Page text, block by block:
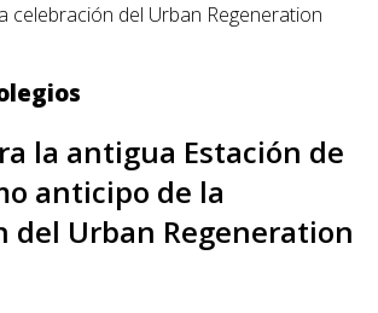
celebración del Urban Regeneration
la antigua Estación de
anticipo de la
del Urban Regeneration